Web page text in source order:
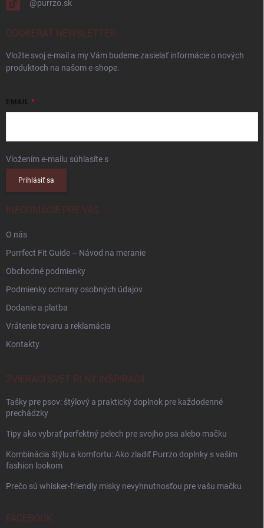
@purrzo.sk
ODOBERAŤ NEWSLETTER
Vložte svoj e-mail a my Vám budeme zasielať informácie o nových
produktoch na našom e-shope.
EMAIL
Vložením e-mailu súhlasíte s
Prihlásiť sa
INFORMÁCIE PRE VÁS
O nás
Purrfect Fit Guide – Návod na meranie
Obchodné podmienky
Podmienky ochrany osobných údajov
Dodanie a platba
Vrátenie tovaru a reklamácia
Kontakty
ZVIERACÍ SVET PLNÝ INŠPIRÁCIÍ
Tašky pre psov: štýlový a praktický doplnok pre každodenné
prechádzky
Tipy ako vybrať perfektný pelech pre svojho psa alebo mačku
Kombinácia štýlu a komfortu: Ako zladiť Purrzo doplnky s vaším
fashion lookom
Prečo sú whisker-friendly misky nevyhnutnosťou pre vašu mačku
FACEBOOK